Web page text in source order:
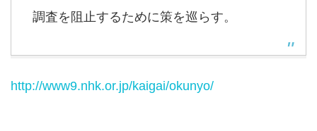
調査を阻止するために策を巡らす。
http://www9.nhk.or.jp/kaigai/okunyo/